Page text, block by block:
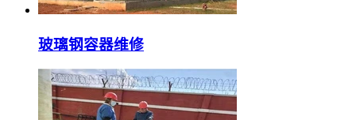
玻璃钢容器维修